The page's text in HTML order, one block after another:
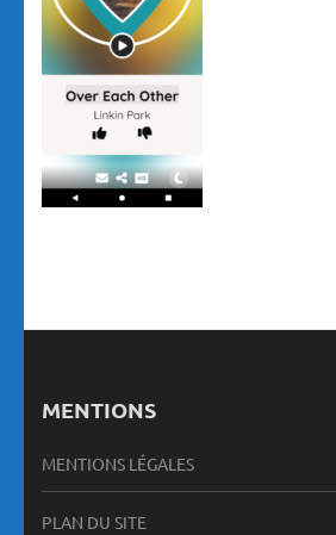
MENTIONS
MENTIONS LÉGALES
PLAN DU SITE